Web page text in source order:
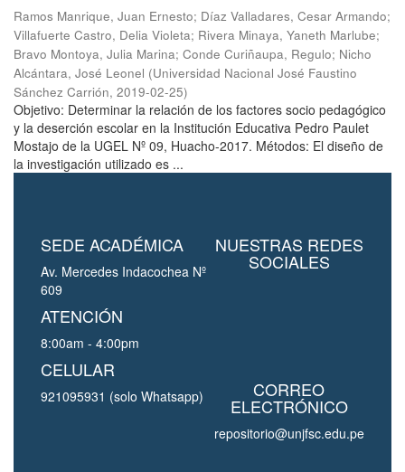
Ramos Manrique, Juan Ernesto; Díaz Valladares, Cesar Armando;
Villafuerte Castro, Delia Violeta; Rivera Minaya, Yaneth Marlube;
Bravo Montoya, Julia Marina; Conde Curiñaupa, Regulo; Nicho
Alcántara, José Leonel (Universidad Nacional José Faustino
Sánchez Carrión, 2019-02-25)
Objetivo: Determinar la relación de los factores socio pedagógico
y la deserción escolar en la Institución Educativa Pedro Paulet
Mostajo de la UGEL Nº 09, Huacho-2017. Métodos: El diseño de
la investigación utilizado es ...
SEDE ACADÉMICA
Av. Mercedes Indacochea Nº
609
ATENCIÓN
8:00am - 4:00pm
CELULAR
921095931 (solo Whatsapp)
NUESTRAS REDES
SOCIALES
CORREO
ELECTRÓNICO
repositorio@unjfsc.edu.pe